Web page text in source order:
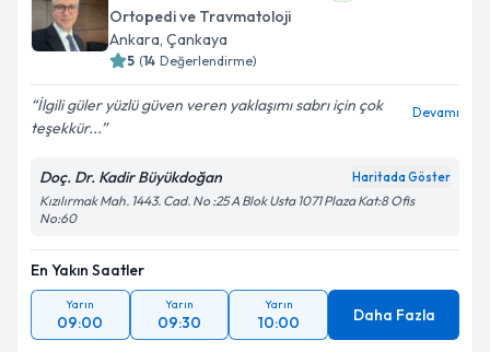
Ortopedi ve Travmatoloji
Ankara, Çankaya
5 (14 Değerlendirme)
İlgili güler yüzlü güven veren yaklaşımı sabrı için çok
teşekkür...
Devamı
Doç. Dr. Kadir Büyükdoğan Haritada Göster
Kızılırmak Mah. 1443. Cad. No :25 A Blok Usta 1071 Plaza Kat:8 Ofis
No:60
En Yakın Saatler
Yarın
09:00
Yarın
09:30
Yarın
10:00 Daha Fazla